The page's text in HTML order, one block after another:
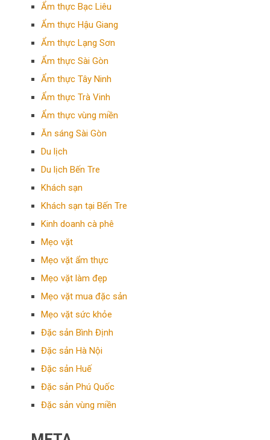
Ẩm thực Bạc Liêu
Ẩm thực Hậu Giang
Ẩm thực Lạng Sơn
Ẩm thực Sài Gòn
Ẩm thực Tây Ninh
Ẩm thực Trà Vinh
Ẩm thực vùng miền
Ăn sáng Sài Gòn
Du lịch
Du lịch Bến Tre
Khách sạn
Khách sạn tại Bến Tre
Kinh doanh cà phê
Mẹo vặt
Mẹo vặt ẩm thực
Mẹo vặt làm đẹp
Mẹo vặt mua đặc sản
Mẹo vặt sức khỏe
Đặc sản Bình Định
Đặc sản Hà Nội
Đặc sản Huế
Đặc sản Phú Quốc
Đặc sản vùng miền